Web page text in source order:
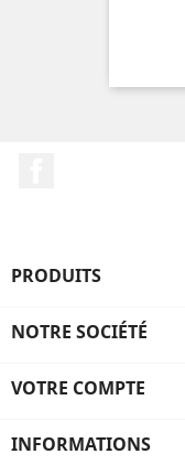
PRODUITS
NOTRE SOCIÉTÉ
VOTRE COMPTE
INFORMATIONS